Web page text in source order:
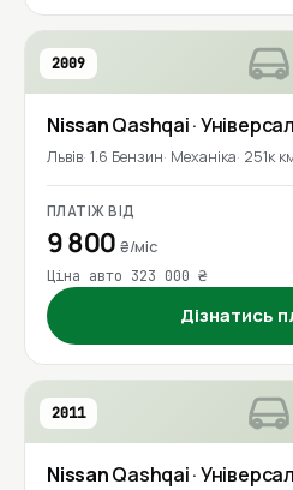
2009
NissanQashqai· Універсал
Львів 1.6 Бензин Механіка 251к
ПЛАТІЖ ВІД
9 800₴/міс
Ціна авто 323 000 ₴
Дізнатись
2011
NissanQashqai· Універсал